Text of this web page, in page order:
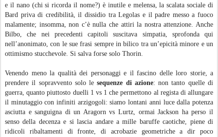
e il nano (chi si ricorda il nome?) è inutile e melensa, la scalata sociale di
Bard priva di credibilità, il dissidio tra Legolas e il padre messo a fuoco
malamente; insomma, non c’è nulla che attiri la nostra attenzione. Anche
Bilbo, che nei precedenti capitoli suscitava simpatia, sprofonda qui
nell’anonimato, con le sue frasi sempre in bilico tra un’epicità minore e un
ottimismo stucchevole. Si salva forse solo Thorin.
Venendo meno la qualità dei personaggi e il fascino delle loro storie, a
prendere il sopravvento solo lesequenze di azione: non tanto quelle di
guerra, quanto piuttosto duelli 1 vs 1 che permettono al regista di allungare
il minutaggio con infiniti arzigogoli: siamo lontani anni luce dalla potenza
asciutta e sanguigna di un Aragorn vs Lurtz, ormai Jackson ha perso il
senso della decenza e si lascia andare a mille baruffe caotiche, piene di
ridicoli ribaltamenti di fronte, di acrobazie geometriche a dir poco